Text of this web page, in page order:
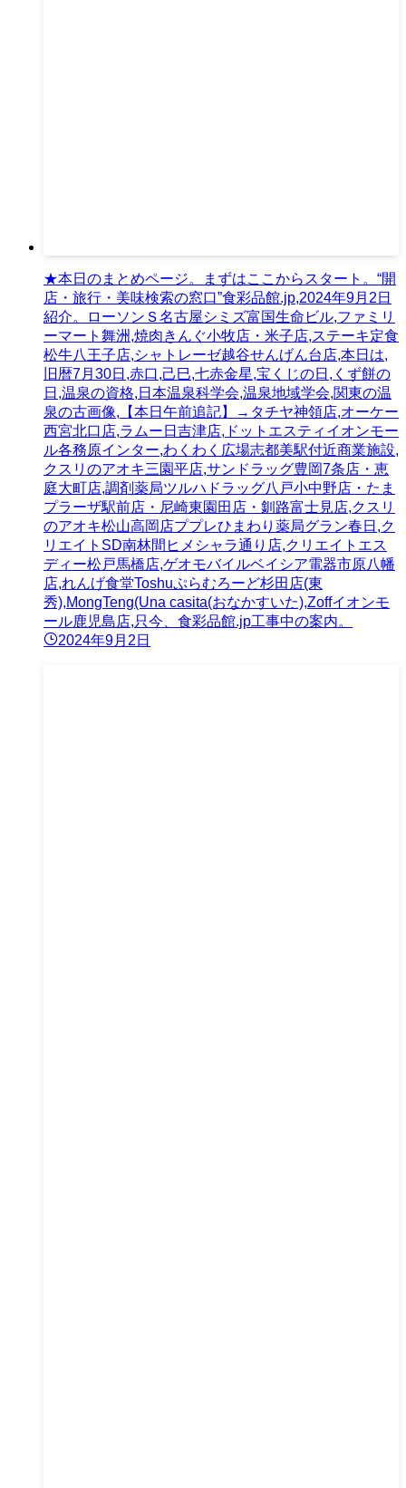
★本日のまとめページ。まずはここからスタート。“開
店・旅行・美味検索の窓口”食彩品館.jp,2024年9月2日
紹介。ローソンＳ名古屋シミズ富国生命ビル,ファミリ
ーマート舞洲,焼肉きんぐ小牧店・米子店,ステーキ定食
松牛八王子店,シャトレーゼ越谷せんげん台店,本日は,
旧暦7月30日,赤口,己巳,七赤金星,宝くじの日,くず餅の
日,温泉の資格,日本温泉科学会,温泉地域学会,関東の温
泉の古画像,【本日午前追記】→タチヤ神領店,オーケー
西宮北口店,ラムー日吉津店,ドットエスティイオンモー
ル各務原インター,わくわく広場志都美駅付近商業施設,
クスリのアオキ三園平店,サンドラッグ豊岡7条店・恵
庭大町店,調剤薬局ツルハドラッグ八戸小中野店・たま
プラーザ駅前店・尼崎東園田店・釧路富士見店,クスリ
のアオキ松山高岡店ププレひまわり薬局グラン春日,ク
リエイトSD南林間ヒメシャラ通り店,クリエイトエス
ディー松戸馬橋店,ゲオモバイルベイシア電器市原八幡
店,れんげ食堂Toshuぷらむろーど杉田店(東
秀),MongTeng(Una casita(おなかすいた),Zoffイオンモ
ール鹿児島店,只今、食彩品館.jp工事中の案内。
2024年9月2日